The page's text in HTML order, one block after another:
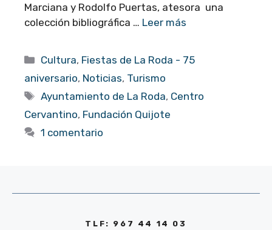
Marciana y Rodolfo Puertas, atesora una
colección bibliográfica … Leer más
Categorías
Cultura, Fiestas de La Roda - 75
aniversario, Noticias, Turismo
Etiquetas
Ayuntamiento de La Roda, Centro
Cervantino, Fundación Quijote
1 comentario
TLF: 967 44 14 03